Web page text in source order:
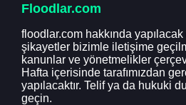
Floodlar.com
floodlar.com hakkında yapılacak
şikayetler bizimle iletişime
kanunlar ve yönetmelikler
Hafta içerisinde tarafımızdan
yapılacaktır. Telif ya da hukuki
geçin.